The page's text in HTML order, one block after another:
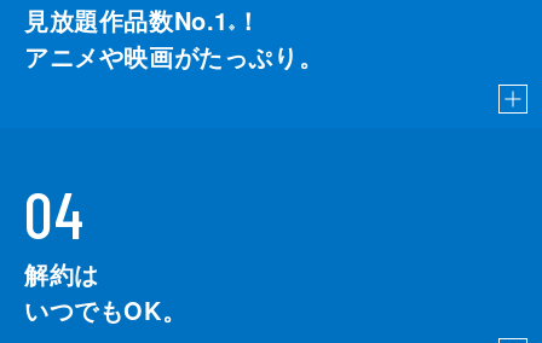
見放題作品数No.1 ※
！
アニメや映画がたっぷり。
04
解約は
いつでもOK。